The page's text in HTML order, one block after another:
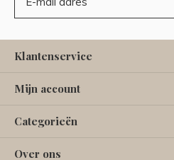
Klantenservice
Mijn account
Categorieën
Over ons